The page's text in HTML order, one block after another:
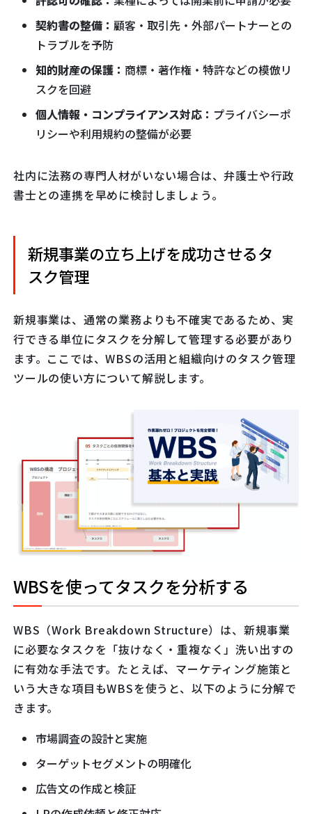
契約書の整備： 顧客・取引先・外部パートナーとの
トラブルを予防
知的財産の保護： 商標・著作権・特許などの模倣リ
スクを回避
個人情報・コンプライアンス対応： プライバシーポ
リシーや利用規約の整備が必要
社内に法務の専門人材がいない場合は、弁護士や行政
書士との連携を早めに検討しましょう。
新規事業の立ち上げを成功させるタ
スク管理
新規事業は、通常の業務よりも不確実であるため、実
行できる単位にタスクを分解して管理する必要があり
ます。ここでは、WBSの活用と組織向けのタスク管理
ツールの使い方について解説します。
WBSを使ってタスクを分析する
WBS（Work Breakdown Structure）は、新規事業
に必要なタスクを「抜けなく・重複なく」洗い出すの
に有効な手法です。たとえば、マーケティング施策と
いう大きな項目もWBSを使うと、以下のように分解で
きます。
市場調査の設計と実施
ターゲットセグメントの明確化
広告文の作成と検証